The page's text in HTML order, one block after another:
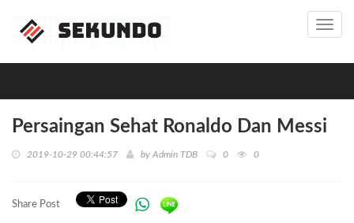
Persaingan Sehat Ronaldo Dan Messi
2019-10-29 00:44:57 by Admin TDB 0 0
Share Post